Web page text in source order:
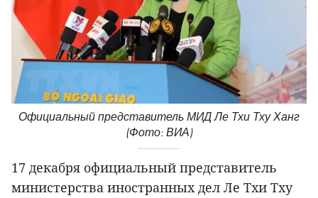
Официальный представитель МИД Ле Тхи Тху Ханг
(Фото: ВИА)
17 декабря официальный представитель
министерства иностранных дел Ле Тхи Тху